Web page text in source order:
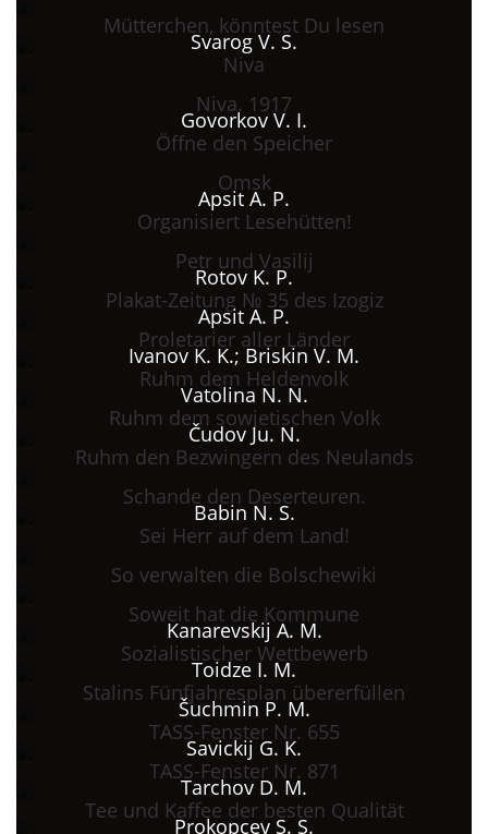
Mütterchen, könntest Du lesen
Svarog V. S.
Niva
Niva. 1917
Govorkov V. I.
Öffne den Speicher
Omsk
Apsit A. P.
Organisiert Lesehütten!
Petr und Vasilij
Rotov K. P.
Plakat-Zeitung № 35 des Izogiz
Apsit A. P.
Proletarier aller Länder
Ivanov K. K.; Briskin V. M.
Ruhm dem Heldenvolk
Vatolina N. N.
Ruhm dem sowjetischen Volk
Čudov Ju. N.
Ruhm den Bezwingern des Neulands
Schande den Deserteuren.
Babin N. S.
Sei Herr auf dem Land!
So verwalten die Bolschewiki
Soweit hat die Kommune
Kanarevskij A. M.
Sozialistischer Wettbewerb
Toidze I. M.
Stalins Fünfjahresplan übererfüllen
Šuchmin P. M.
TASS-Fenster Nr. 655
Savickij G. K.
TASS-Fenster Nr. 871
Tarchov D. M.
Tee und Kaffee der besten Qualität
Prokopcev S. S.